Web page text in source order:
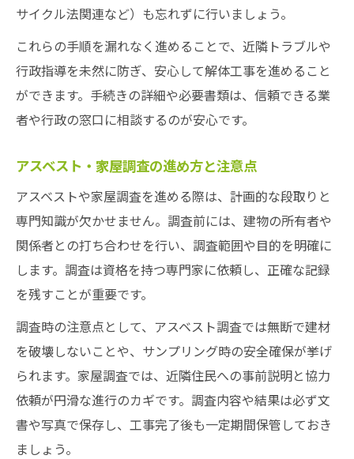
サイクル法関連など）も忘れずに行いましょう。
これらの手順を漏れなく進めることで、近隣トラブルや
行政指導を未然に防ぎ、安心して解体工事を進めること
ができます。手続きの詳細や必要書類は、信頼できる業
者や行政の窓口に相談するのが安心です。
アスベスト・家屋調査の進め方と注意点
アスベストや家屋調査を進める際は、計画的な段取りと
専門知識が欠かせません。調査前には、建物の所有者や
関係者との打ち合わせを行い、調査範囲や目的を明確に
します。調査は資格を持つ専門家に依頼し、正確な記録
を残すことが重要です。
調査時の注意点として、アスベスト調査では無断で建材
を破壊しないことや、サンプリング時の安全確保が挙げ
られます。家屋調査では、近隣住民への事前説明と協力
依頼が円滑な進行のカギです。調査内容や結果は必ず文
書や写真で保存し、工事完了後も一定期間保管しておき
ましょう。